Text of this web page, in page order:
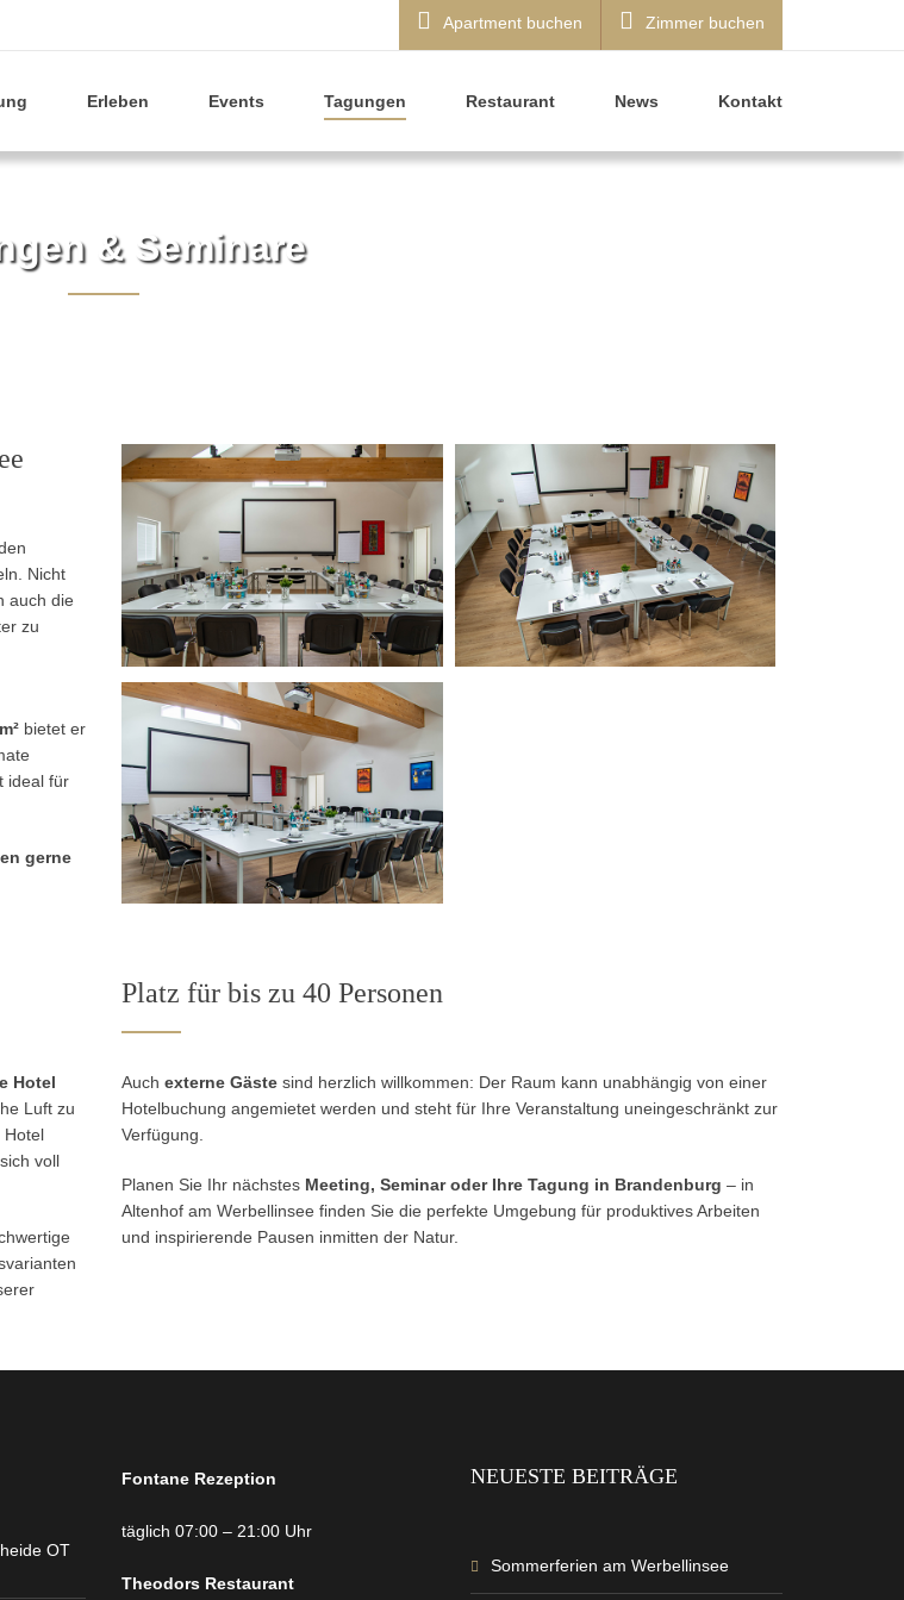
Apartment buchen Zimmer buchen
Erleben Events Tagungen Restaurant News Kontakt
& Seminare
Nicht
auch die
zu
bietet er
ideal für
gerne
Hotel
Luft zu
Hotel
voll
Platz für bis zu 40 Personen
Auch externe Gäste sind herzlich willkommen: Der Raum kann unabhängig von einer
Hotelbuchung angemietet werden und steht für Ihre Veranstaltung uneingeschränkt zur
Verfügung.
Planen Sie Ihr nächstes Meeting, Seminar oder Ihre Tagung in Brandenburg – in
Altenhof am Werbellinsee finden Sie die perfekte Umgebung für produktives Arbeiten
und inspirierende Pausen inmitten der Natur.
OT
Fontane Rezeption
täglich 07:00 – 21:00 Uhr
Theodors Restaurant
NEUESTE BEITRÄGE
Sommerferien am Werbellinsee